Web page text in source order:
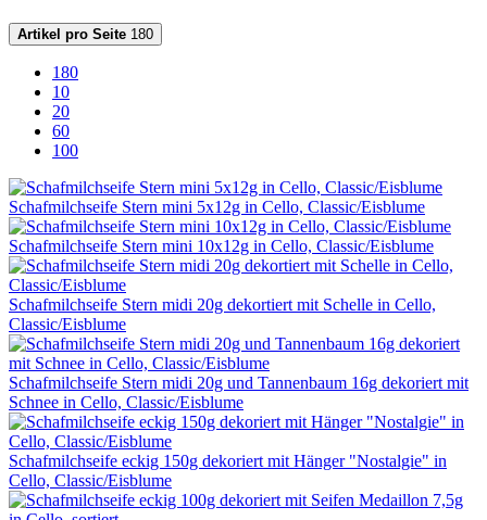
Artikel pro Seite 180
180
10
20
60
100
Schafmilchseife Stern mini 5x12g in Cello, Classic/Eisblume
Schafmilchseife Stern mini 10x12g in Cello, Classic/Eisblume
Schafmilchseife Stern midi 20g dekortiert mit Schelle in Cello,
Classic/Eisblume
Schafmilchseife Stern midi 20g und Tannenbaum 16g dekoriert mit
Schnee in Cello, Classic/Eisblume
Schafmilchseife eckig 150g dekoriert mit Hänger "Nostalgie" in
Cello, Classic/Eisblume